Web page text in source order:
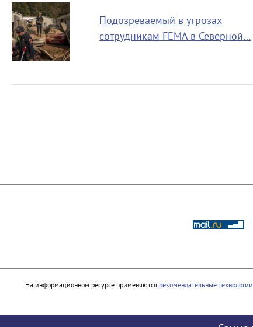
Подозреваемый в угрозах
сотрудникам FEMA в Северной…
На информационном ресурсе применяются рекомендательные технологии